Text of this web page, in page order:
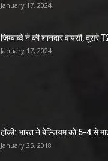
January 17, 2024
जिम्बाब्वे ने की शानदार वापसी, दूसरे
January 17, 2024
हॉकी: भारत ने बेल्जियम को 5-4 से
January 25, 2018